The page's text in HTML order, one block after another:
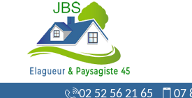
02 52 56 21 65 07